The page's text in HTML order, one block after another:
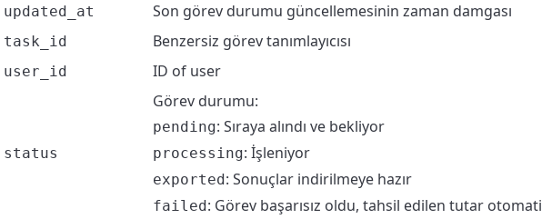
updated_at Son görev durumu güncellemesinin zaman damgası
task_id Benzersiz görev tanımlayıcısı
user_id ID of user
status
Görev durumu:
pending: Sıraya alındı ve bekliyor
processing: İşleniyor
exported: Sonuçlar indirilmeye hazır
failed: Görev başarısız oldu, tahsil edilen tutar